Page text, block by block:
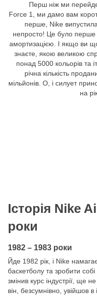
Перш ніж ми перейдемо
Force 1, ми дамо вам
перше, Nike
непросто! Це було перше
амортизацією. І якщо ви
знаєте, якою великою
понад 5000 кольорів та
річна кількість
мільйонів. О, і силует
на
Історія Nike
роки
1982 – 1983 роки
Йде 1982 рік, і Nike
баскетболу та зробити
змінив курс індустрії, ще
він, безсумнівно, увійшов